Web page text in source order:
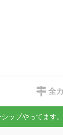
全
ップやってます